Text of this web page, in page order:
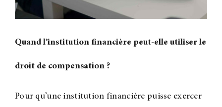
Quand l’institution financière peut-elle utiliser le
droit de compensation ?
Pour qu’une institution financière puisse exercer